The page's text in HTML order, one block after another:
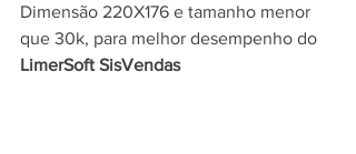
Dimensão 220X176 e tamanho menor
que 30k, para melhor desempenho do
LimerSoft SisVendas